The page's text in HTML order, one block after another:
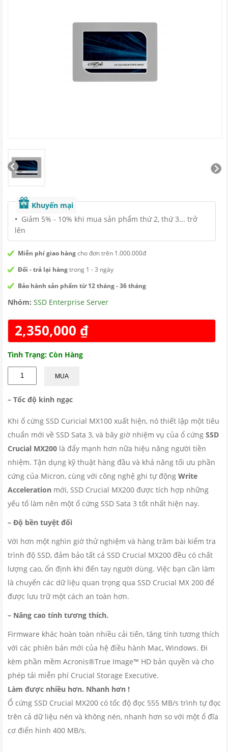
Khuyến mại
Giảm 5% - 10% khi mua sản phẩm thứ 2, thứ 3... trở
lên
Miễn phí giao hàngcho đơn trên 1.000.000đ
Đổi - trả lại hàngtrong 1 - 3 ngày
Bảo hành sản phẩm từ 12 tháng - 36 tháng
Nhóm: SSD Enterprise Server
2,350,000 ₫
Tình Trạng: Còn Hàng
MUA
– Tốc độ kinh ngạc
Khi ổ cứng SSD Curicial MX100 xuất hiện, nó thiết lập một tiêu
chuẩn mới về SSD Sata 3, và bây giờ nhiệm vụ của ổ cứngSSD
Crucial MX200 là đẩy mạnh hơn nữa hiệu năng người tiền
nhiệm. Tận dụng kỹ thuật hàng đầu và khả năng tối ưu phần
cứng của Micron, cùng với công nghệ ghi tự độngWrite
Acceleration mới, SSD Crucial MX200 được tích hợp những
yếu tố làm nên một ổ cứng SSD Sata 3 tốt nhất hiện nay.
– Độ bền tuyệt đối
Với hơn một nghìn giờ thử nghiệm và hàng trăm bài kiểm tra
trình độ SSD, đảm bảo tất cả SSD Crucial MX200 đều có chất
lượng cao, ổn định khi đến tay người dùng. Việc bạn cần làm
là chuyển các dữ liệu quan trọng qua SSD Crucial MX 200 để
được lưu trữ một cách an toàn hơn.
– Nâng cao tính tương thích.
Firmware khác hoàn toàn nhiều cải tiến, tăng tính tương thích
với các phiên bản mới của hệ điều hành Mac, Windows. Đi
kèm phần mềm Acronis®True Image™ HD bản quyền và cho
phép tải miễn phí Crucial Storage Executive.
Làm được nhiều hơn. Nhanh hơn !
Ổ cứng SSD Crucial MX200 có tốc độ đọc 555 MB/s trình tự đọc
trên cả dữ liệu nén và không nén, nhanh hơn so với một ổ đĩa
cơ điển hình 400 MB/s.